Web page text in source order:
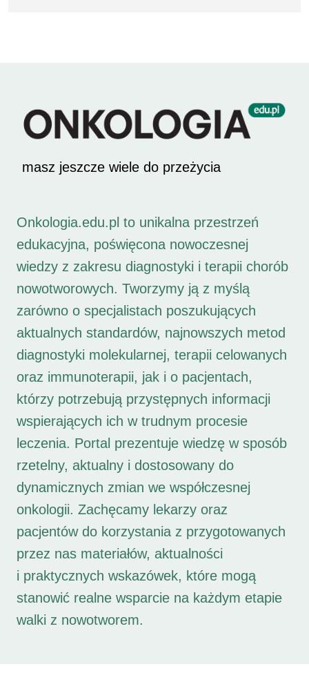
masz jeszcze wiele do przeżycia
Onkologia.edu.pl to unikalna przestrzeń
edukacyjna, poświęcona nowoczesnej
wiedzy z zakresu diagnostyki i terapii chorób
nowotworowych. Tworzymy ją z myślą
zarówno o specjalistach poszukujących
aktualnych standardów, najnowszych metod
diagnostyki molekularnej, terapii celowanych
oraz immunoterapii, jak i o pacjentach,
którzy potrzebują przystępnych informacji
wspierających ich w trudnym procesie
leczenia. Portal prezentuje wiedzę w sposób
rzetelny, aktualny i dostosowany do
dynamicznych zmian we współczesnej
onkologii. Zachęcamy lekarzy oraz
pacjentów do korzystania z przygotowanych
przez nas materiałów, aktualności
i praktycznych wskazówek, które mogą
stanowić realne wsparcie na każdym etapie
walki z nowotworem.